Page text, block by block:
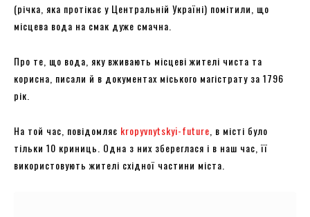
(річка, яка протікає у Центральній Україні) помітили, що
місцева вода на смак дуже смачна.
Про те, що вода, яку вживають місцеві жителі чиста та
корисна, писали й в документах міського магістрату за 1796
рік.
На той час, повідомляє kropyvnytskyi-future , в місті було
тільки 10 криниць. Одна з них збереглася і в наш час, її
використовують жителі східної частини міста.